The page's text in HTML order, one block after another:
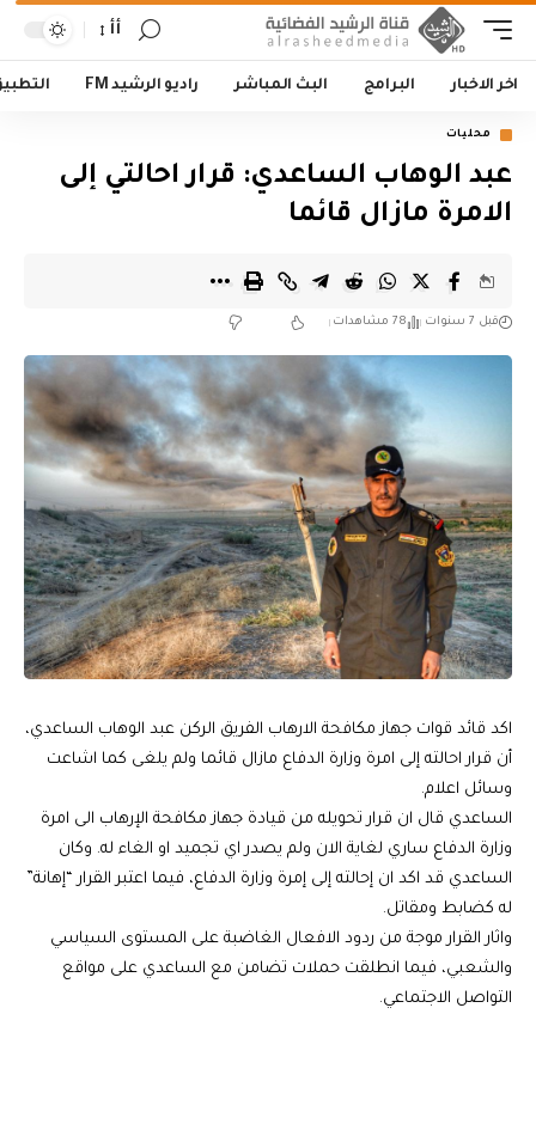
أأ
اخر الاخبار البرامج البث المباشر راديو الرشيد FM
محليات
عبد الوهاب الساعدي: قرار احالتي إلى
الامرة مازال قائما
قبل 7 سنوات 78 مشاهدات
اكد قائد قوات جهاز مكافحة الارهاب الفريق الركن عبد الوهاب الساعدي،
أن قرار احالته إلى امرة وزارة الدفاع مازال قائما ولم يلغى كما اشاعت
وسائل اعلام.
الساعدي قال ان قرار تحويله من قيادة جهاز مكافحة الإرهاب الى امرة
وزارة الدفاع ساري لغاية الان ولم يصدر اي تجميد او الغاء له. وكان
الساعدي قد اكد ان إحالته إلى إمرة وزارة الدفاع، فيما اعتبر القرار “إهانة”
له كضابط ومقاتل.
واثار القرار موجة من ردود الافعال الغاضبة على المستوى السياسي
والشعبي، فيما انطلقت حملات تضامن مع الساعدي على مواقع
التواصل الاجتماعي.